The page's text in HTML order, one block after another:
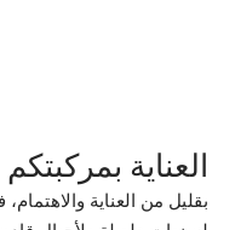
العناية بمركبتكم
بقليل من العناية